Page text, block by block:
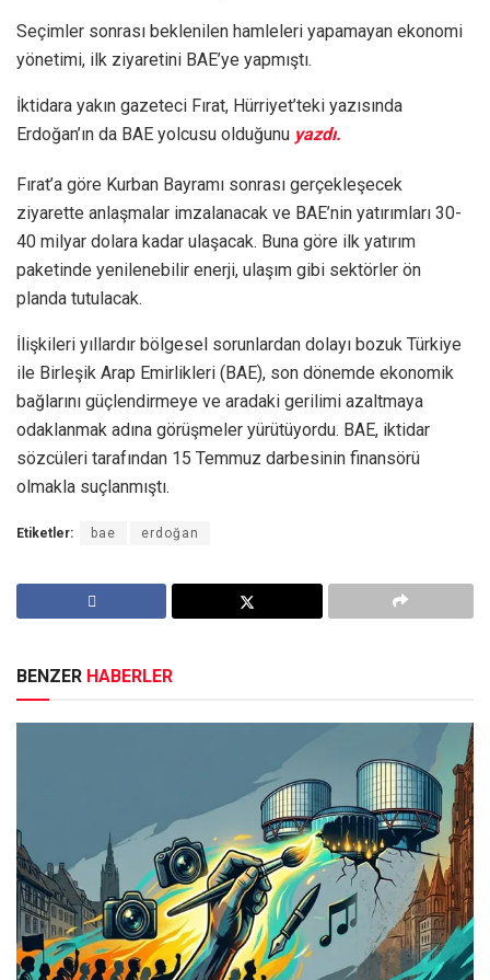
Seçimler sonrası beklenilen hamleleri yapamayan ekonomi
yönetimi, ilk ziyaretini BAE’ye yapmıştı.
İktidara yakın gazeteci Fırat, Hürriyet’teki yazısında
Erdoğan’ın da BAE yolcusu olduğunu yazdı.
Fırat’a göre Kurban Bayramı sonrası gerçekleşecek
ziyarette anlaşmalar imzalanacak ve BAE’nin yatırımları 30-
40 milyar dolara kadar ulaşacak. Buna göre ilk yatırım
paketinde yenilenebilir enerji, ulaşım gibi sektörler ön
planda tutulacak.
İlişkileri yıllardır bölgesel sorunlardan dolayı bozuk Türkiye
ile Birleşik Arap Emirlikleri (BAE), son dönemde ekonomik
bağlarını güçlendirmeye ve aradaki gerilimi azaltmaya
odaklanmak adına görüşmeler yürütüyordu. BAE, iktidar
sözcüleri tarafından 15 Temmuz darbesinin finansörü
olmakla suçlanmıştı.
Etiketler: bae erdoğan
BENZER HABERLER